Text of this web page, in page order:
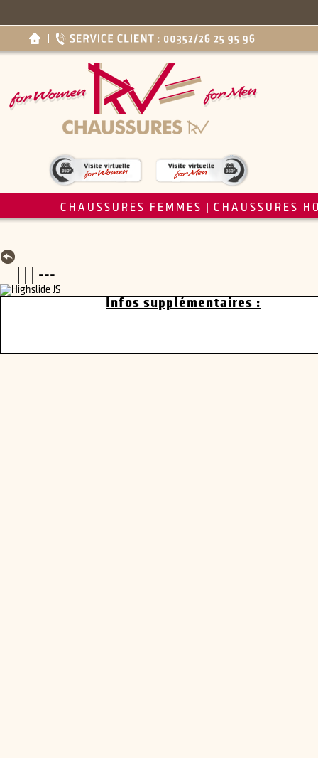
CHAUSSURES FEMMES CHAUSSURES
| | | ---
Infos supplémentaires :